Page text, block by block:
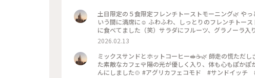
土日限定の５食限定フレンチトーストモーニング🌿 や
いう間に満席に☺️ ふわふわ、しっとりのフレンチトー
に食べてました（笑）サラダにフルーツ、グラノーラ
出る時には行列ができていました。また、並んでも来
グ #土日限定フレンチトーストモーニング #コーヒー
2026.02.13
ミックスサンドとホットコーヒー🥪☕️🌿 師走の慌ただ
た素敵なカフェ🌹陽の光が優しく入り、体も心もぽか
んにしました🍲 #アグリカフェコモド #サンドイッ